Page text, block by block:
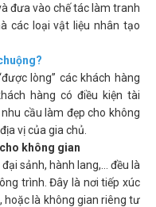
đưa vào chế tác làm tranh
các loại vật liệu nhân tạo
lòng” các khách hàng
hàng có điều kiện tài
cầu làm đẹp cho không
vị của gia chủ.
không gian
sảnh, hành lang,… đều là
trình. Đây là nơi tiếp xúc
hoặc là không gian riêng tư